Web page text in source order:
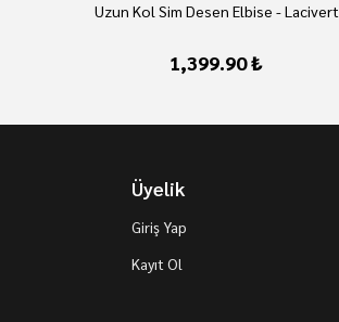
Uzun Kol Sim Desen Elbise - Lacivert
1,399.90 ₺
Üyelik
Giriş Yap
Kayıt Ol